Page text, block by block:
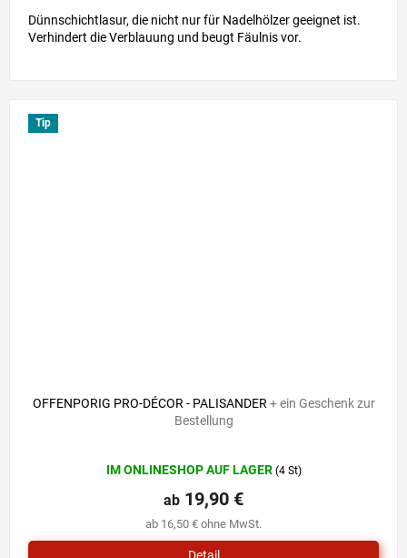
Dünnschichtlasur, die nicht nur für Nadelhölzer geeignet ist.
Verhindert die Verblauung und beugt Fäulnis vor.
Tip
OFFENPORIG PRO-DÉCOR - PALISANDER + ein Geschenk zur
Bestellung
durchschnittliche
Produktbewertung
ist
5,0
von
IM ONLINESHOP AUF LAGER (4 St)
ab 16,50 € ohne MwSt.
ab 19,90 €